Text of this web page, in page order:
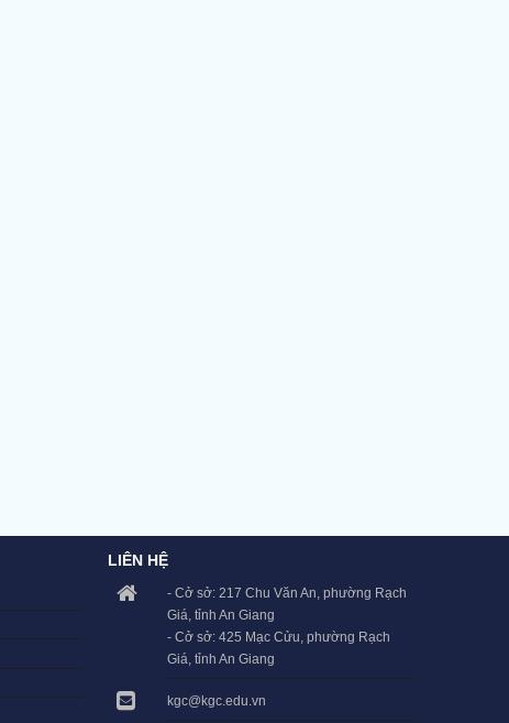
LIÊN HỆ
- Cở sở: 217 Chu Văn An, phường Rạch
Giá, tỉnh An Giang
- Cở sở: 425 Mạc Cửu, phường Rạch
Giá, tỉnh An Giang
kgc@kgc.edu.vn